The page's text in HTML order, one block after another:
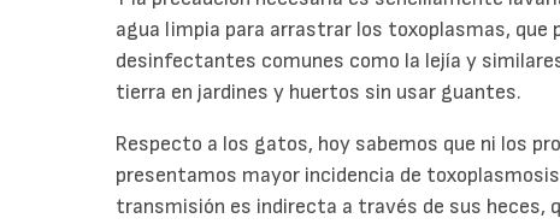
agua limpia para arrastrar los toxoplasmas, que
desinfectantes comunes como la lejía y
tierra en jardines y huertos sin usar guantes.
Respecto a los gatos, hoy sabemos que ni los
presentamos mayor incidencia de
transmisión es indirecta a través de sus heces,